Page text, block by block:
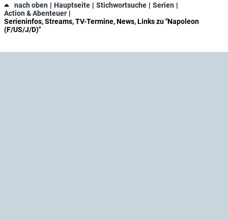
nach oben Hauptseite Stichwortsuche
Serien
Action & Abenteuer
Serieninfos, Streams, TV-Termine, News, Links zu "Napoleon
(F/US/J/D)"